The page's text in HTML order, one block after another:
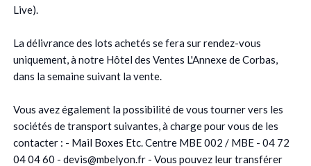
Live).
La délivrance des lots achetés se fera sur rendez-vous
uniquement, à notre Hôtel des Ventes L'Annexe de Corbas,
dans la semaine suivant la vente.
Vous avez également la possibilité de vous tourner vers les
sociétés de transport suivantes, à charge pour vous de les
contacter : - Mail Boxes Etc. Centre MBE 002 / MBE - 04 72
04 04 60 - devis@mbelyon.fr - Vous pouvez leur transférer